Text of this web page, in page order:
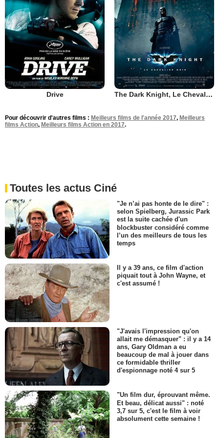
Drive The Dark Knight, Le Chevalier Noir
Pour découvrir d'autres films : Meilleurs films de l'année 2017, Meilleurs
films Action, Meilleurs films Action en 2017.
Toutes les actus Ciné
"Je n’ai pas honte de le dire" :
selon Spielberg, Jurassic Park
est la suite cachée d'un
blockbuster considéré comme
l’un des meilleurs de tous les
temps
Il y a 39 ans, ce film d'action
piquait tout à John Wayne, et
c'est assumé !
"J'avais l'impression qu'on
allait me démasquer" : il y a 14
ans, Gary Oldman a eu
beaucoup de mal à jouer dans
ce formidable thriller
d'espionnage noté 4 sur 5
"Un film dur, éprouvant même.
Et beau, délicat aussi" : noté
3,7 sur 5, c'est le film à voir
absolument cette semaine !